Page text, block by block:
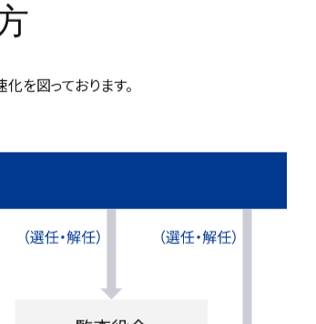
を図っております。